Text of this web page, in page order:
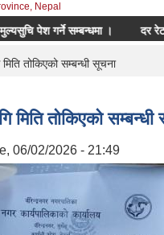
Nepal
पेश गर्ने सम्बन्धमा । दर रेट
मिति तोकिएको सम्बन्धी सूचना
मिति तोकिएको
06/02/2026 - 21:49